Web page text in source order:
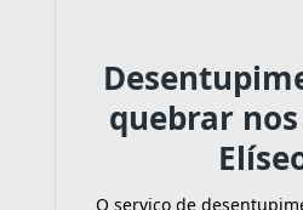
quebrar
O serviço de